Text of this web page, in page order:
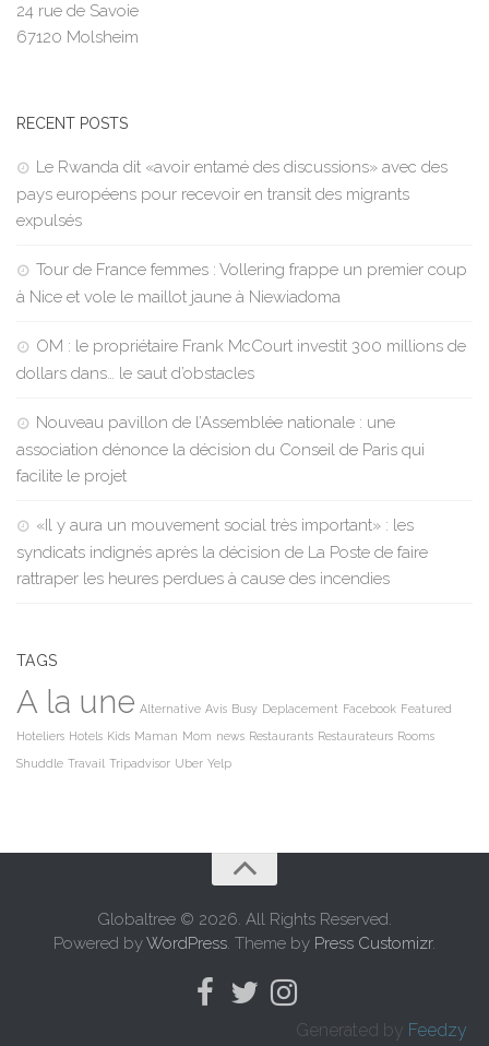
24 rue de Savoie
67120 Molsheim
RECENT POSTS
Le Rwanda dit «avoir entamé des discussions» avec des
pays européens pour recevoir en transit des migrants
expulsés
Tour de France femmes : Vollering frappe un premier coup
à Nice et vole le maillot jaune à Niewiadoma
OM : le propriétaire Frank McCourt investit 300 millions de
dollars dans… le saut d’obstacles
Nouveau pavillon de l’Assemblée nationale : une
association dénonce la décision du Conseil de Paris qui
facilite le projet
«Il y aura un mouvement social très important» : les
syndicats indignés après la décision de La Poste de faire
rattraper les heures perdues à cause des incendies
TAGS
A la une Alternative Avis Busy Deplacement Facebook Featured
Hoteliers Hotels Kids Maman Mom news Restaurants Restaurateurs Rooms
Shuddle Travail Tripadvisor Uber Yelp
Globaltree © 2026. All Rights Reserved.
Powered byWordPress. Theme by Press Customizr.
Generated by Feedzy